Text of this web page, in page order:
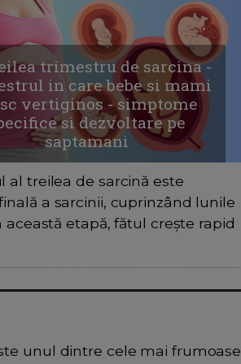
trimestru de sarcina -
in care bebe si mami
vertiginos - simptome
si dezvoltare pe
saptamani
al treilea de sarcină este
a sarcinii, cuprinzând lunile
această etapă, fătul crește rapid
unul dintre cele mai frumoase